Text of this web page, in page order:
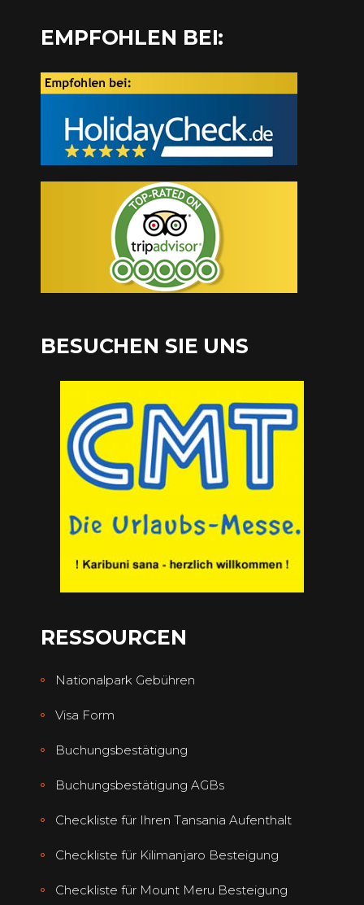
EMPFOHLEN BEI:
BESUCHEN SIE UNS
RESSOURCEN
Nationalpark Gebühren
Visa Form
Buchungsbestätigung
Buchungsbestätigung AGBs
Checkliste für Ihren Tansania Aufenthalt
Checkliste für Kilimanjaro Besteigung
Checkliste für Mount Meru Besteigung